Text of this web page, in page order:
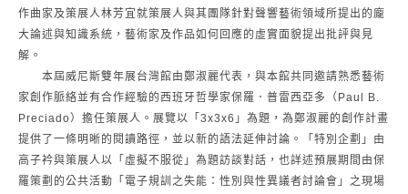
作曲家及策展人林芳宜就策展人與其團隊針對聲響藝術領域所提出的龐
大論述與知識系統，藝術家及作品如何回應的虛實面貌提出批評與見
解。
本屆威尼斯雙年展台灣館由鄭淑麗代表，與本館共同邀請熟悉藝術
家創作脈絡並有合作經驗的西班牙哲學家保羅．普雷西亞多（Paul B.
Preciado）擔任策展人。展覽以「3x3x6」為題，為鄭淑麗的創作計畫
提供了一條明晰的閱讀路徑，並以新的語法延伸討論。「特別企劃」由
高子衿與策展人以「虛擬不服從」為題訪談對話，也詳述預展期間由保
羅策劃的公共活動「電子規訓之失能：性別與性異議者討論會」之現場